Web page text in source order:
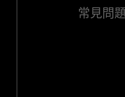
常見問